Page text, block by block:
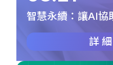
智慧永續：讓AI協
詳